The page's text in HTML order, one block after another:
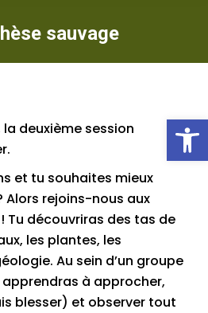
sauvage
deuxième session
et tu souhaites mieux
rejoins-nous aux
Tu découvriras des tas de
les plantes, les
Au sein d’un groupe
apprendras à approcher,
blesser) et observer tout